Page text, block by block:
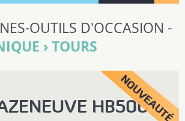
OUTILS D'OCCASION -
› TOURS
HB500